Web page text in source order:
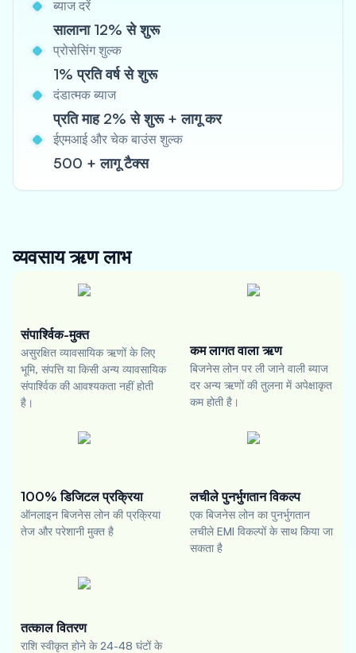
ब्याज दरें
सालाना 12% से शुरू
प्रोसेसिंग शुल्क
1% प्रति वर्ष से शुरू
दंडात्मक ब्याज
प्रति माह 2% से शुरू + लागू कर
ईएमआई और चेक बाउंस शुल्क
500 + लागू टैक्स
व्यवसाय ऋणलाभ
संपार्श्विक-मुक्त
असुरक्षित व्यावसायिक ऋणों के लिए
भूमि, संपत्ति या किसी अन्य व्यावसायिक
संपार्श्विक की आवश्यकता नहीं होती
है।
कम लागत वाला ऋण
बिजनेस लोन पर ली जाने वाली ब्याज
दर अन्य ऋणों की तुलना में अपेक्षाकृत
कम होती है।
100% डिजिटल प्रक्रिया
ऑनलाइन बिजनेस लोन की प्रक्रिया
तेज और परेशानी मुक्त है
लचीले पुनर्भुगतान विकल्प
एक बिजनेस लोन का पुनर्भुगतान
लचीले EMI विकल्पों के साथ किया जा
सकता है
तत्काल वितरण
राशि स्वीकृत होने के 24-48 घंटों के